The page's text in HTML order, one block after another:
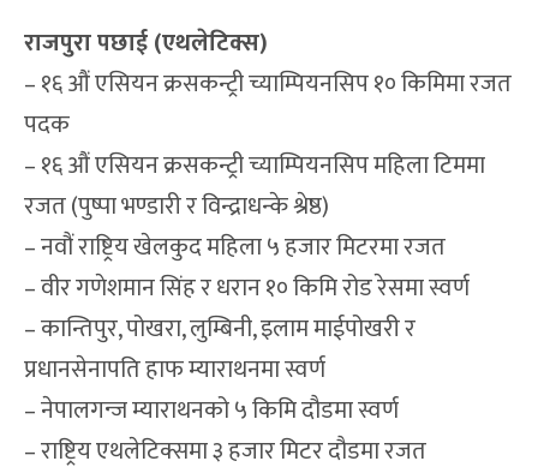
राजपुरा पछाई (एथलेटिक्स)
– १६ औं एसियन क्रसकन्ट्री च्याम्पियनसिप १० किमिमा रजत
पदक
– १६ औं एसियन क्रसकन्ट्री च्याम्पियनसिप महिला टिममा
रजत (पुष्पा भण्डारी र विन्द्राधन्के श्रेष्ठ)
– नवौं राष्ट्रिय खेलकुद महिला ५ हजार मिटरमा रजत
– वीर गणेशमान सिंह र धरान १० किमि रोड रेसमा स्वर्ण
– कान्तिपुर, पोखरा, लुम्बिनी, इलाम माईपोखरी र
प्रधानसेनापति हाफ म्याराथनमा स्वर्ण
– नेपालगन्ज म्याराथनको ५ किमि दौडमा स्वर्ण
– राष्ट्रिय एथलेटिक्समा ३ हजार मिटर दौडमा रजत